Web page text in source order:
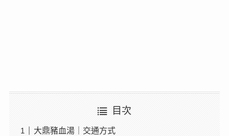
目次
大鼎豬血湯｜交通方式